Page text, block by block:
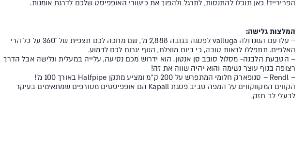
הפרירייד! כאן תוכלו להתנסות, לתרגל ולהפוך את כישורי האופפיסט שלכם לדרגת אומנות.
המלצות גלישה:
– עלו עם הגונדולה valluga לפסגה בגובה 2,888 מ', שם מחכה לכם תצפית של 360° על כל הרי
האלפים. תתפללו לראות טובה, כי ביום מוצלח, הנוף יגרום לכם לדמוע.
– הטבעת הלבנה- מסלול סובב סן אנטון. הוא ידרוש מכם נסיעה, עלייה במעלית וגלישה אבל הדרך
רצופה בנוף עוצר נשימה והוא יהיה שווה את זה!
– Rendl – סנופארק חלומי המתפרש על 200 ק"מ ומציע מתקן Halfpipe באורך 100 מ'!
הקווים המקווקווים על המפה סביב פסגת Kapall הם אופפיסטים מטורפים שמתאימים בעיקר
לבעלי לב חזק.